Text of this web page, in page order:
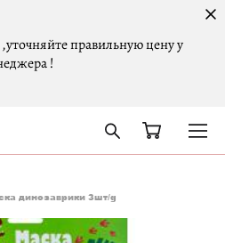
правильную цену у
!
динозаврики 3шт/g